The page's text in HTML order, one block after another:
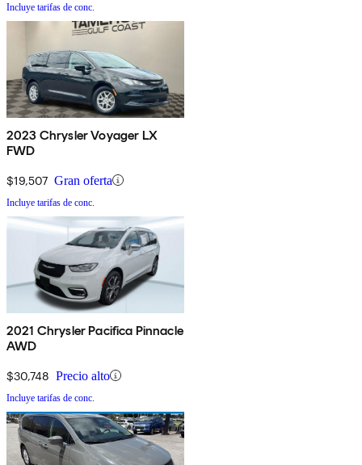
Incluye tarifas de conc.
2023 Chrysler Voyager LX
FWD
$19,507 Gran oferta
Incluye tarifas de conc.
2021 Chrysler Pacifica Pinnacle
AWD
$30,748 Precio alto
Incluye tarifas de conc.